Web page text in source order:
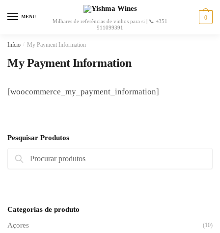
MENU
Milhares de referências de vinhos para si | 📞 +351
911099391
0
Início My Payment Information
My Payment Information
[woocommerce_my_payment_information]
Pesquisar Produtos
Pesquisa
Categorias de produto
Açores
(10)